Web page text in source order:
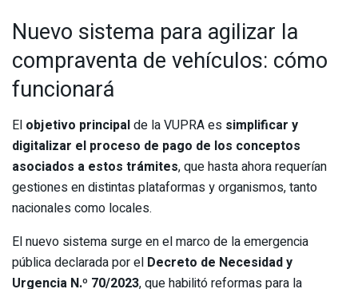
Nuevo sistema para agilizar la
compraventa de vehículos: cómo
funcionará
El objetivo principalde la VUPRA es simplificar y
digitalizar el proceso de pago de los conceptos
asociados a estos trámites, que hasta ahora requerían
gestiones en distintas plataformas y organismos, tanto
nacionales como locales.
El nuevo sistema surge en el marco de la emergencia
pública declarada por el Decreto de Necesidad y
Urgencia N.º 70/2023, que habilitó reformas para la